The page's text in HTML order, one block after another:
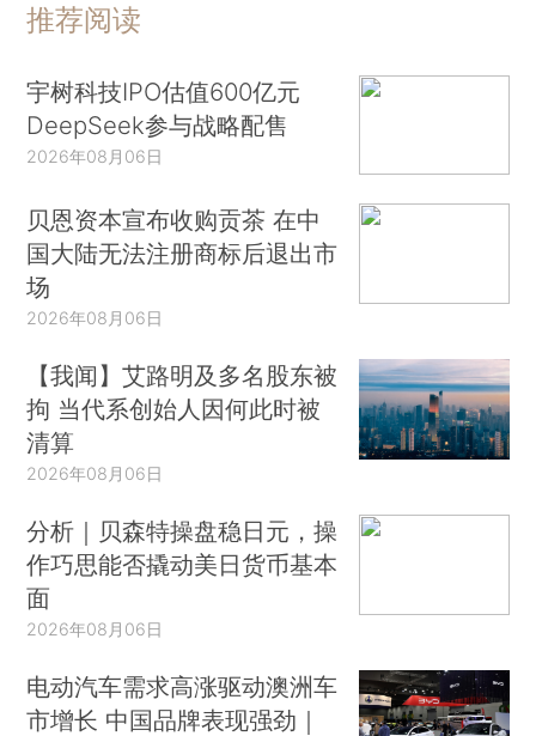
推荐阅读
宇树科技IPO估值600亿元
DeepSeek参与战略配售
2026年08月06日
贝恩资本宣布收购贡茶 在中
国大陆无法注册商标后退出市
场
2026年08月06日
【我闻】艾路明及多名股东被
拘 当代系创始人因何此时被
清算
2026年08月06日
分析｜贝森特操盘稳日元，操
作巧思能否撬动美日货币基本
面
2026年08月06日
电动汽车需求高涨驱动澳洲车
市增长 中国品牌表现强劲｜